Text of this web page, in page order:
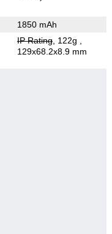
1850 mAh
IP Rating, 122g
129x68.2x8.9 mm